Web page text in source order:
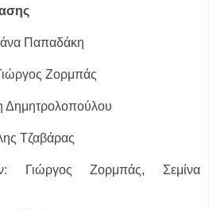
Παπαδάκη
Γιώργος Ζορμπάς
Δημητρολοπούλου
Τζαβάρας
Γιώργος Ζορμπάς, Σεμίνα